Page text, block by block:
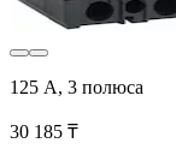
125 А, 3 полюса
30 185 ₸